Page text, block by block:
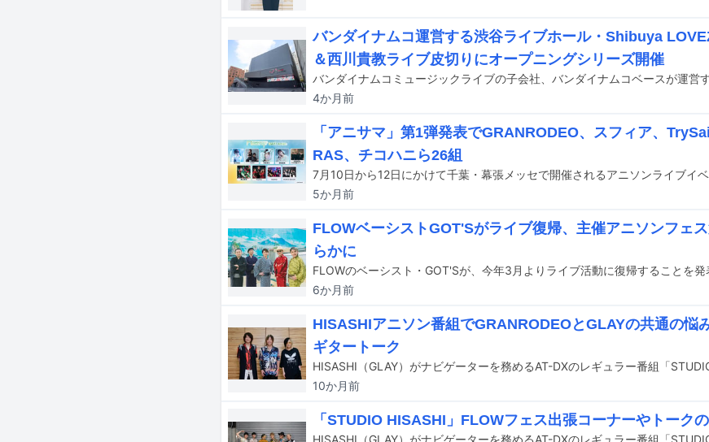
バンダイナムコ運営する渋谷ライブホール・Shibuya
＆西川貴教ライブ皮切りにオープニングシリーズ開催
4か月前
「アニサマ」第1弾発表でGRANRODEO、スフィア、
RAS、チコハニら26組
5か月前
FLOWベーシストGOT'Sがライブ復帰、主催アニソンフェ
らかに
6か月前
HISASHIアニソン番組でGRANRODEOとGLAYの共通の悩
ギタートーク
10か月前
「STUDIO HISASHI」FLOWフェス出張コーナーやトーク